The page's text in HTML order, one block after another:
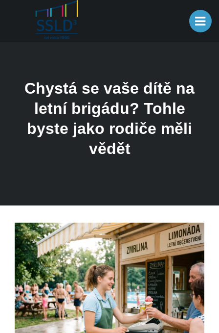
Chystá se vaše dítě na
letní brigádu? Tohle
byste jako rodiče měli
vědět